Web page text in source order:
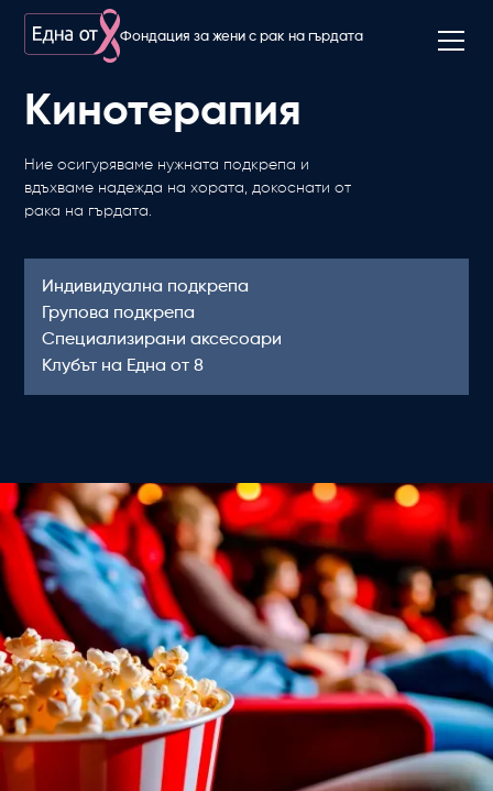
Фондация за жени с рак на гърдата
Кинотерапия
Ние осигуряваме нужната подкрепа и
вдъхваме надежда на хората, докоснати от
рака на гърдата.
Индивидуална подкрепа
Групова подкрепа
Специализирани аксесоари
Клубът на Една от 8